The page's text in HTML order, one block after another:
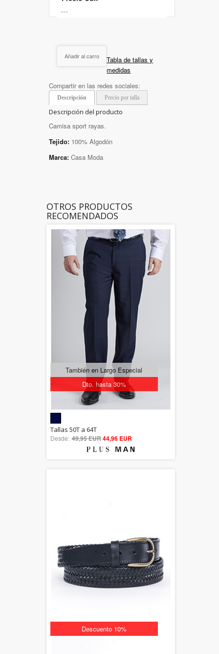
Añadir al carro
Tabla de tallas y
medidas
Compartir en las redes sociales:
Descripción Precio por talla
Descripción del producto
Camisa sport rayas.
Tejido: 100% Algodón
Marca: Casa Moda
OTROS PRODUCTOS
RECOMENDADOS
Dto. hasta 30%
También en Largo Especial
5.00
out of 5
Tallas 50T a 64T
Desde: 49,95 EUR44,96 EUR
Descuento 10%